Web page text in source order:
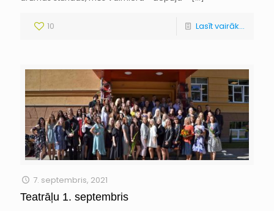
10 Lasīt vairāk...
7. septembris, 2021
Teatrāļu 1. septembris